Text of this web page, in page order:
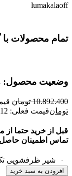
lumakalaoff
تمام محصولات
وضعیت محصول:
10.892.400 تومان قیمت
تومانقیمت فعلی: 9.585.312 تومان.
قبل از خرید حتما
تماس اطمینان حاصل
شیر ظرفشویی
افزودن به سبد خرید